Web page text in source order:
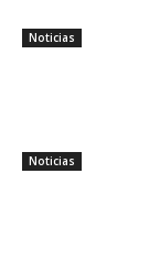
Noticias
Noticias